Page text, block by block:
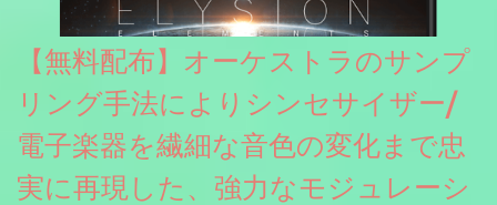
【無料配布】オーケストラのサンプ
リング手法によりシンセサイザー/
電子楽器を繊細な音色の変化まで忠
実に再現した、強力なモジュレーシ